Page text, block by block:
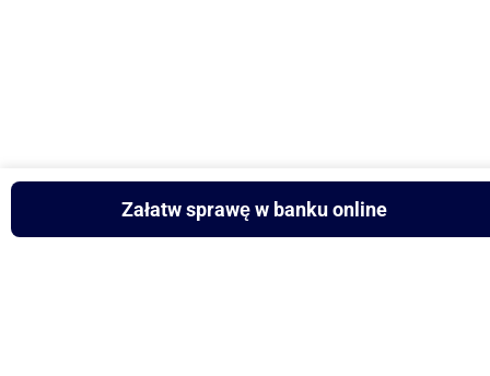
Załatw sprawę w banku online